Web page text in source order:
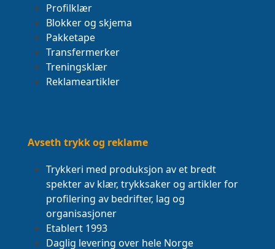
Profilklær
Blokker og skjema
Pakketape
Transfermerker
Treningsklær
Reklameartikler
Avseth trykk og reklame
Trykkeri med produksjon av et bredt
spekter av klær, trykksaker og artikler for
profilering av bedrifter, lag og
organisasjoner
Etablert 1993
Daglig levering over hele Norge